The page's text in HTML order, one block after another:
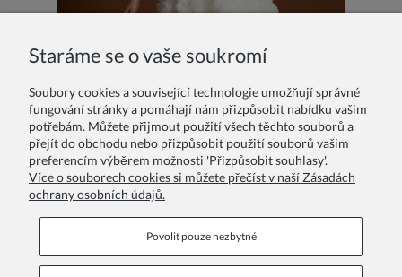
Dívčí šaty Naya smetanově bílé
936,00 Kč
Staráme se o vaše soukromí
Soubory cookies a související technologie umožňují správné
fungování stránky a pomáhají nám přizpůsobit nabídku vašim
potřebám. Můžete přijmout použití všech těchto souborů a
přejít do obchodu nebo přizpůsobit použití souborů vašim
preferencím výběrem možnosti 'Přizpůsobit souhlasy'.
Více o souborech cookies si můžete přečíst v naší Zásadách
ochrany osobních údajů.
Povolit pouze nezbytné